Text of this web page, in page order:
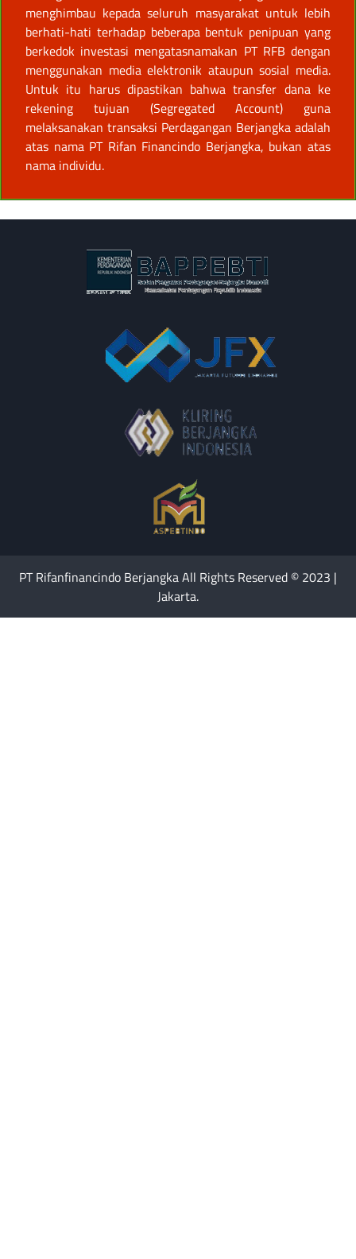
menghimbau kepada seluruh masyarakat untuk lebih
berhati-hati terhadap beberapa bentuk penipuan yang
berkedok investasi mengatasnamakan PT RFB dengan
menggunakan media elektronik ataupun sosial media.
Untuk itu harus dipastikan bahwa transfer dana ke
rekening tujuan (Segregated Account) guna
melaksanakan transaksi Perdagangan Berjangka adalah
atas nama PT Rifan Financindo Berjangka, bukan atas
nama individu.
PT Rifanfinancindo Berjangka All Rights Reserved © 2023 |
Jakarta.